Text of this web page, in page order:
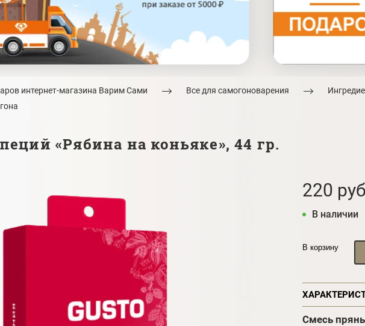
интернет-магазина Варим Сами Все для самогоноварения
«Рябина на коньяке», 44 гр.
220
В наличии
В корзину
Смесь